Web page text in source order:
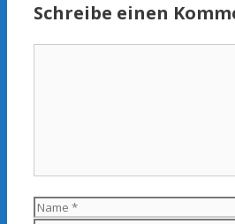
Schreibe einen
Name